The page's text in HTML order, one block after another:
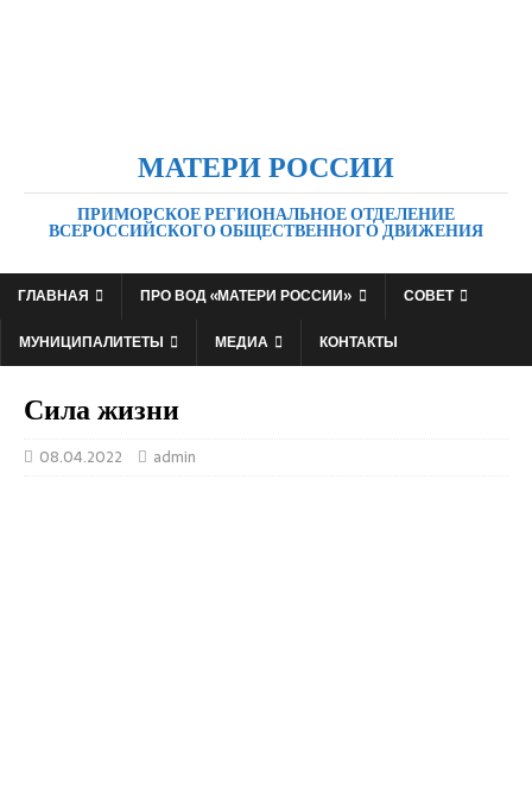
МАТЕРИ РОССИИ
ПРИМОРСКОЕ РЕГИОНАЛЬНОЕ ОТДЕЛЕНИЕ
ВСЕРОССИЙСКОГО ОБЩЕСТВЕННОГО ДВИЖЕНИЯ
ГЛАВНАЯ ПРО ВОД «МАТЕРИ РОССИИ»
СОВЕТ
МУНИЦИПАЛИТЕТЫ
МЕДИА КОНТАКТЫ
Сила жизни
08.04.2022 admin